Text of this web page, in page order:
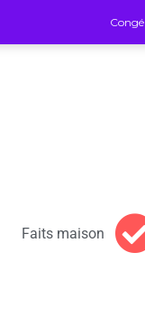
Faits maison